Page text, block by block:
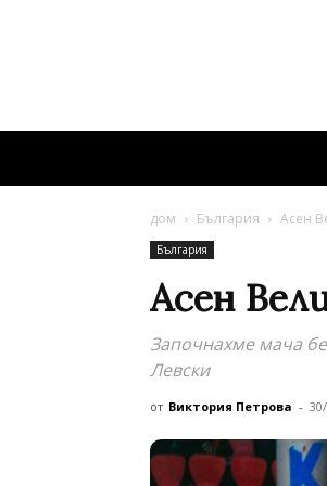
дом България Асен
България
Асен
Започнахме мача
Левски
от Виктория Петрова -